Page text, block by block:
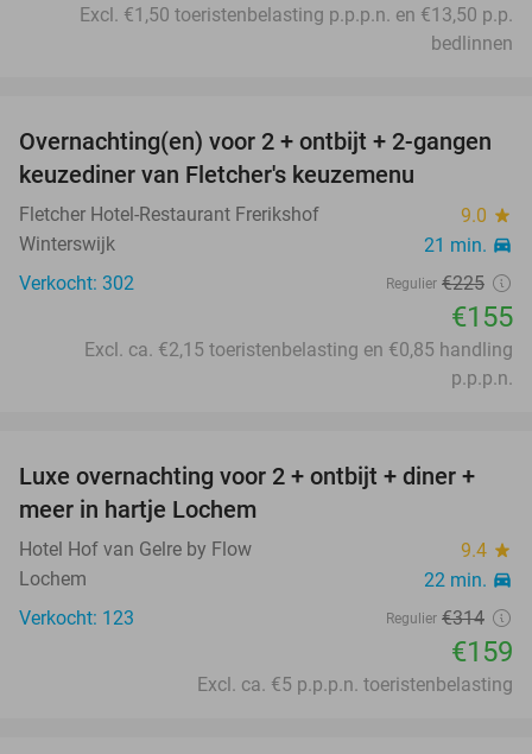
Excl. €1,50 toeristenbelasting p.p.p.n. en €13,50 p.p.
bedlinnen
31%
Overnachting(en) voor 2 + ontbijt + 2-gangen
keuzediner van Fletcher's keuzemenu
Fletcher Hotel-Restaurant Frerikshof 9.0 star
Winterswijk 21 min. directions_car
Verkocht: 302 Regulier €225
€155
Excl. ca. €2,15 toeristenbelasting en €0,85 handling
p.p.p.n.
49%
Luxe overnachting voor 2 + ontbijt + diner +
meer in hartje Lochem
Hotel Hof van Gelre by Flow 9.4 star
Lochem 22 min. directions_car
Verkocht: 123 Regulier €314
€159
Excl. ca. €5 p.p.p.n. toeristenbelasting